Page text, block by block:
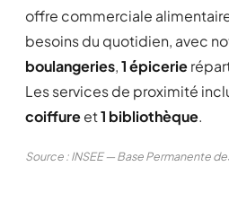
offre commerciale
besoins du quotidien, avec
boulangeries,1 épicerie
Les services de proximité
coiffureet1 bibliothèque.
Source : INSEE — Base Permanente